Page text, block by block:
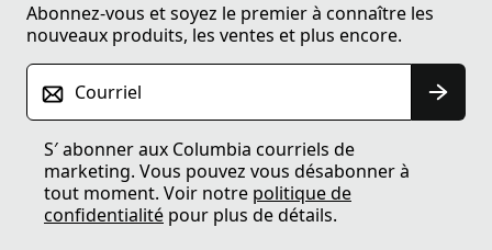
Abonnez-vous et soyez le premier à connaître les
nouveaux produits, les ventes et plus encore.
Courriel
S′ abonner aux Columbia courriels de
marketing. Vous pouvez vous désabonner à
tout moment. Voir notre politique de
confidentialité pour plus de détails.